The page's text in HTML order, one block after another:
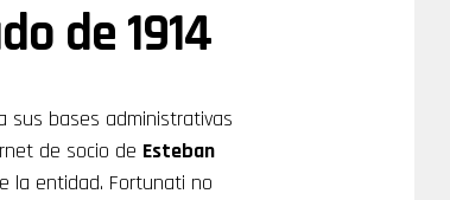
de 1914
sus bases administrativas
de socio de Esteban
la entidad. Fortunati no